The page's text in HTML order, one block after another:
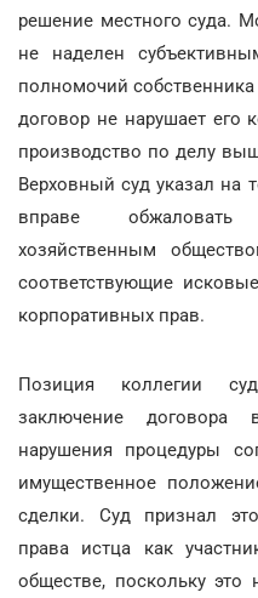
решение местного суда.
не наделен
полномочий
договор не нарушает его
производство по делу
Верховный суд указал на
вправе
хозяйственным
соответствующие
корпоративных прав.
Позиция коллегии
заключение
нарушения процедуры
имущественное
сделки. Суд признал
права истца как
обществе, поскольку это